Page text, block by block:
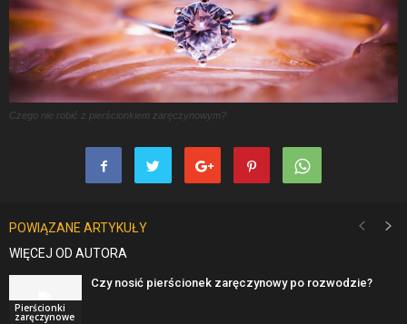
Czego nie robić z pierścionkiem zaręczynowym?
POWIĄZANE ARTYKUŁY
WIĘCEJ OD AUTORA
Pierścionki
zaręczynowe
Czy nosić pierścionek zaręczynowy po rozwodzie?